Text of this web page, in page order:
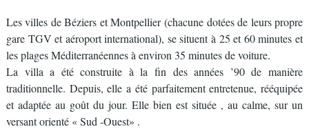
Les villes de Béziers et Montpellier (chacune dotées de leurs propre
gare TGV et aéroport international), se situent à 25 et 60 minutes et
les plages Méditerranéennes à environ 35 minutes de voiture.
La villa a été construite à la fin des années ’90 de manière
traditionnelle. Depuis, elle a été parfaitement entretenue, rééquipée
et adaptée au goût du jour. Elle bien est située , au calme, sur un
versant orienté « Sud -Ouest» .